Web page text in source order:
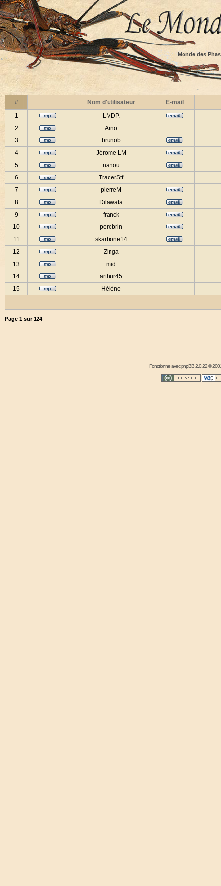
Monde des
# Nom d'utilisateur
E-mail
1
LMDP.
2
Arno
3
brunob
4
Jérome LM
5
nanou
6
TraderStf
7
pierreM
8
Dilawata
9
franck
10
perebrin
11
skarbone14
12
Zinga
13
mid
14
arthur45
15
Hélène
Page 1 sur124
Fonctionne avecphpBB2.0.22 ©